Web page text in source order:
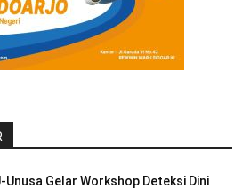
Unusa Gelar Workshop Deteksi Dini